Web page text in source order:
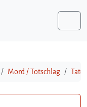
Mord / Totschlag